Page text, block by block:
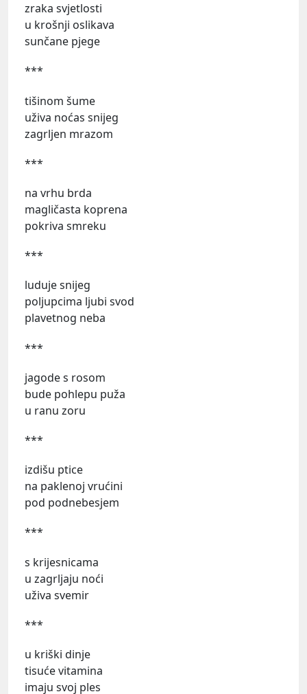
zraka svjetlosti
u krošnji oslikava
sunčane pjege
***
tišinom šume
uživa noćas snijeg
zagrljen mrazom
***
na vrhu brda
magličasta koprena
pokriva smreku
***
luduje snijeg
poljupcima ljubi svod
plavetnog neba
***
jagode s rosom
bude pohlepu puža
u ranu zoru
***
izdišu ptice
na paklenoj vrućini
pod podnebesjem
***
s krijesnicama
u zagrljaju noći
uživa svemir
***
u kriški dinje
tisuće vitamina
imaju svoj ples